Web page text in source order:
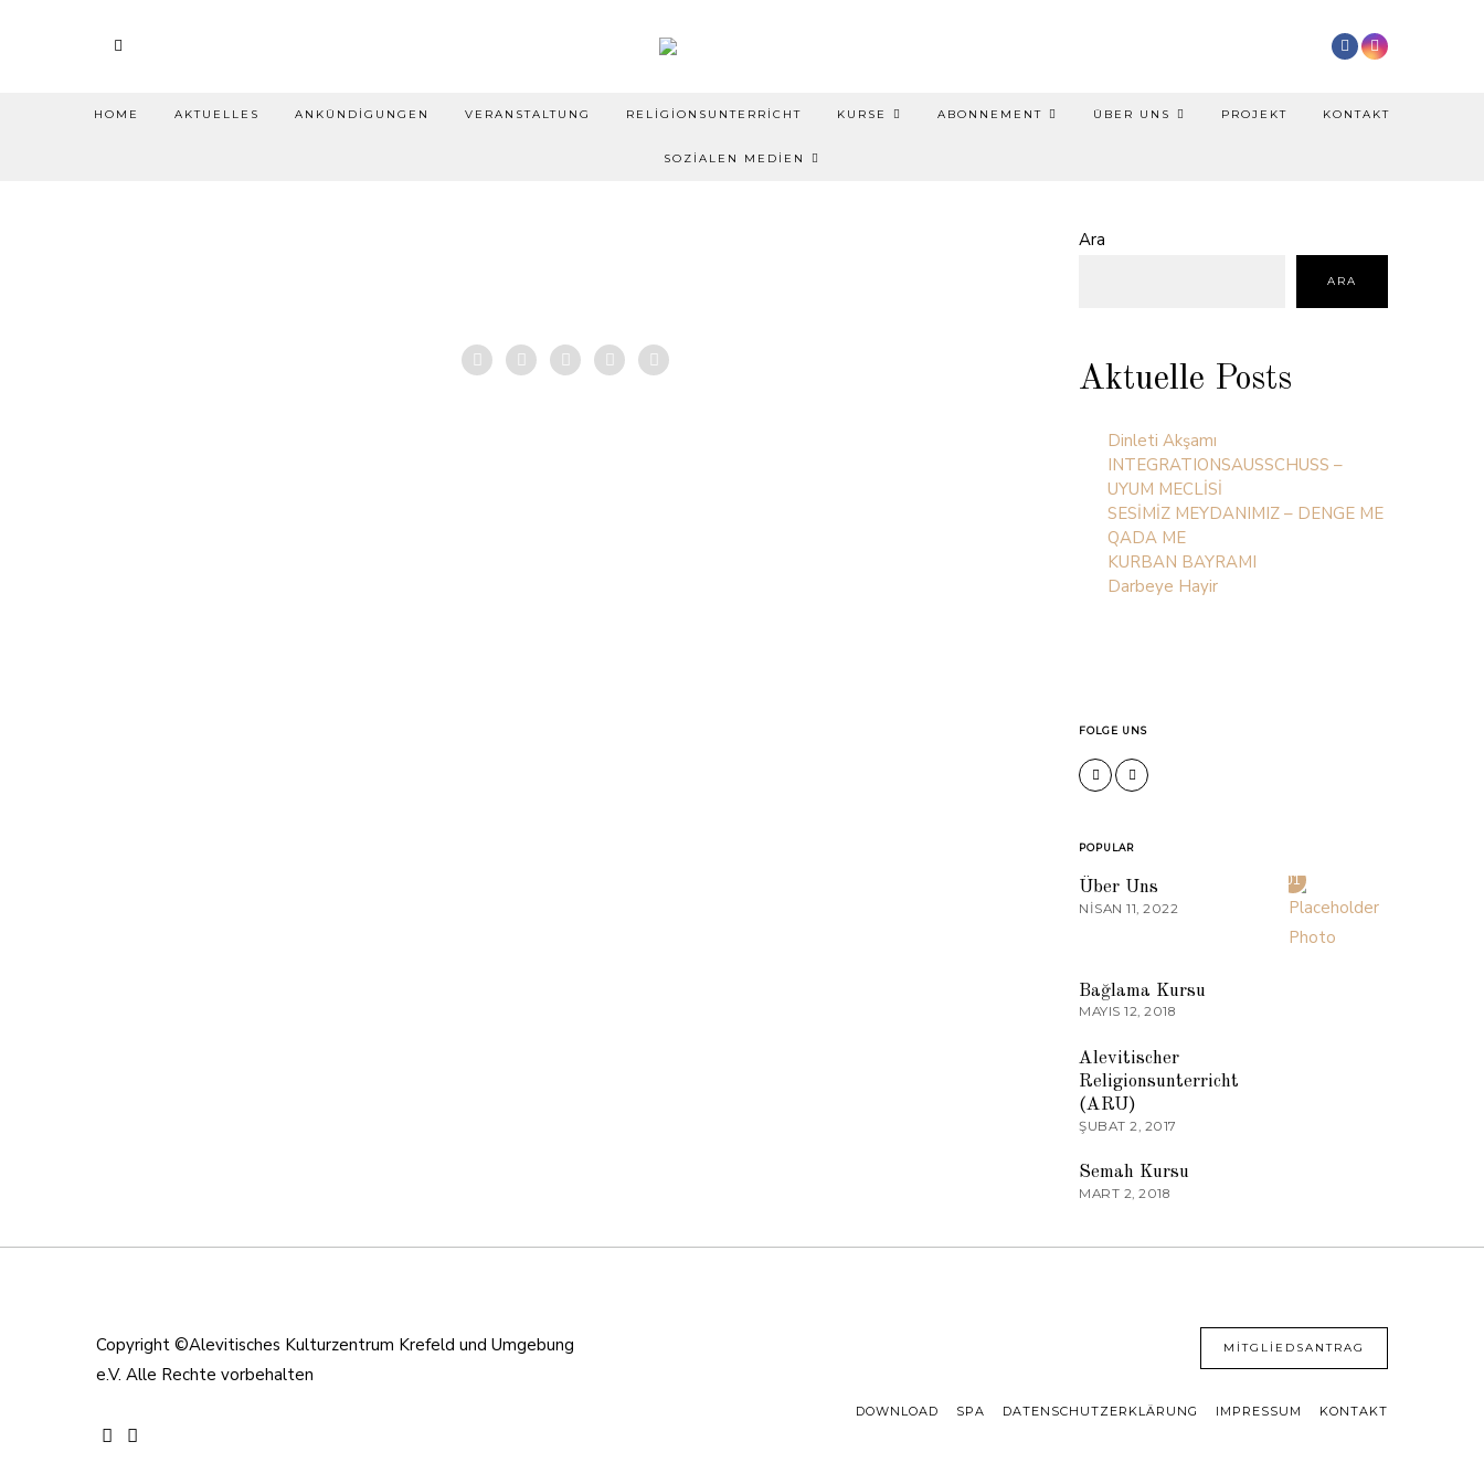
HOME AKTUELLES ANKÜNDIGUNGEN VERANSTALTUNG RELIGIONSUNTERRICHT KURSE ABONNEMENT ÜBER UNS PROJEKT KONTAKT
SOZIALEN MEDIEN
Ara
ARA
Aktuelle Posts
Dinleti Akşamı
INTEGRATIONSAUSSCHUSS –
UYUM MECLİSİ
SESİMİZ MEYDANIMIZ – DENGE ME
QADA ME
KURBAN BAYRAMI
Darbeye Hayir
FOLGE UNS
POPULAR
01
Über Uns
NISAN 11, 2022
Bağlama Kursu
MAYIS 12, 2018
Alevitischer
Religionsunterricht
(ARU)
ŞUBAT 2, 2017
Semah Kursu
MART 2, 2018
Copyright ©Alevitisches Kulturzentrum Krefeld und Umgebung
e.V. Alle Rechte vorbehalten
MITGLIEDSANTRAG
DOWNLOAD SPA DATENSCHUTZERKLÄRUNG IMPRESSUM KONTAKT